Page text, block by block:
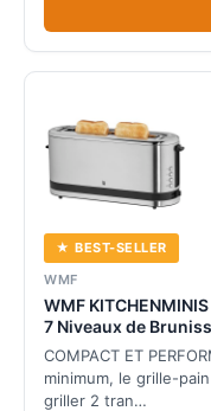
★ BEST-SELLER
WMF
WMF
7 Niveaux de
Fonctions, Inox
0414120011
COMPACT ET
minimum, le grille-
griller 2 tran…